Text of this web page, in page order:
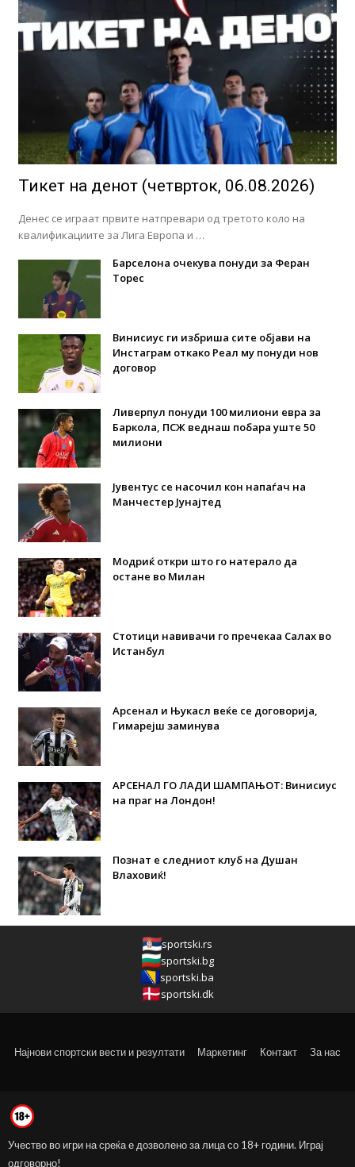
Тикет на денот (четврток, 06.08.2026)
Денес се играат првите натпревари од третото коло на
квалификациите за Лига Европа и …
Барселона очекува понуди за Феран
Торес
Винисиус ги избриша сите објави на
Инстаграм откако Реал му понуди нов
договор
Ливерпул понуди 100 милиони евра за
Баркола, ПСЖ веднаш побара уште 50
милиони
Јувентус се насочил кон напаѓач на
Манчестер Јунајтед
Модриќ откри што го натерало да
остане во Милан
Стотици навивачи го пречекаа Салах во
Истанбул
Арсенал и Њукасл веќе се договорија,
Гимарејш заминува
АРСЕНАЛ ГО ЛАДИ ШАМПАЊОТ: Винисиус
на праг на Лондон!
Познат е следниот клуб на Душан
Влаховиќ!
sportski.rs
sportski.bg
sportski.ba
sportski.dk
Најнови спортски вести и резултати Маркетинг Контакт За нас
Учество во игри на среќа е дозволено за лица со 18+ години. Играј
одговорно!